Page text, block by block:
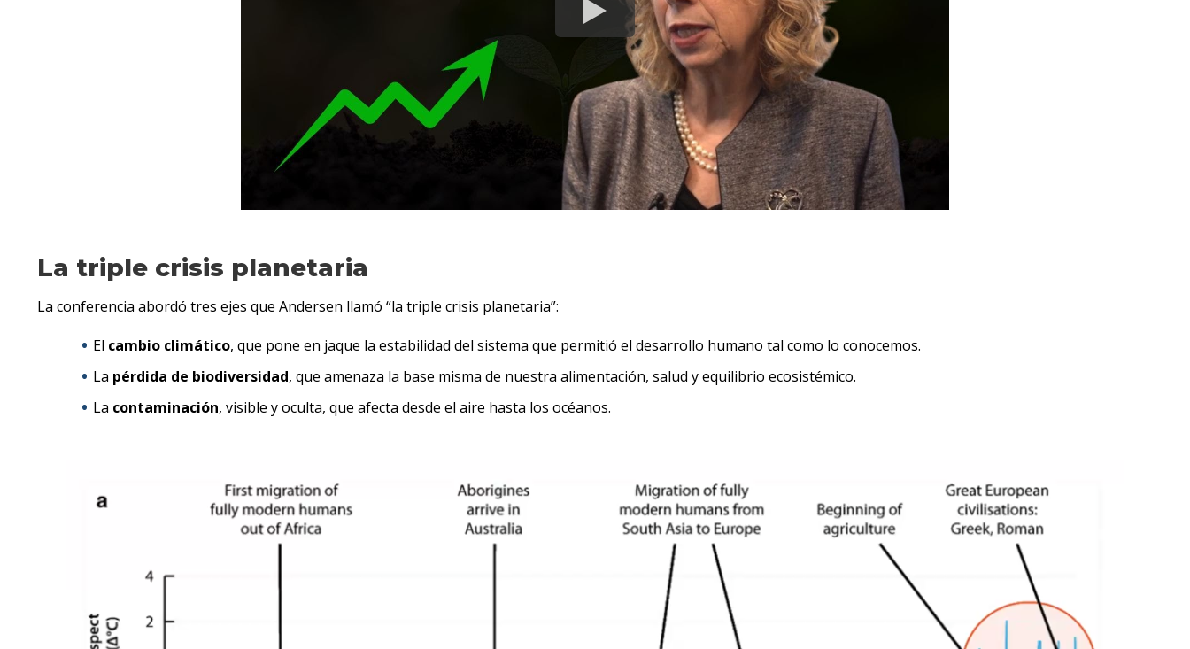
La triple crisis planetaria
La conferencia abordó tres ejes que Andersen llamó “la triple crisis planetaria”:
El cambio climático, que pone en jaque la estabilidad del sistema que permitió el desarrollo humano tal como lo conocemos.
La pérdida de biodiversidad, que amenaza la base misma de nuestra alimentación, salud y equilibrio ecosistémico.
La contaminación, visible y oculta, que afecta desde el aire hasta los océanos.